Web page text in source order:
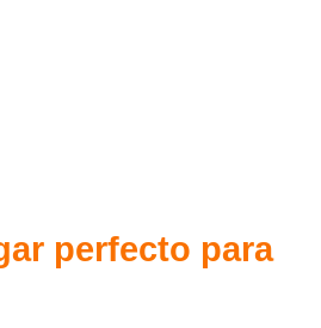
perfecto para